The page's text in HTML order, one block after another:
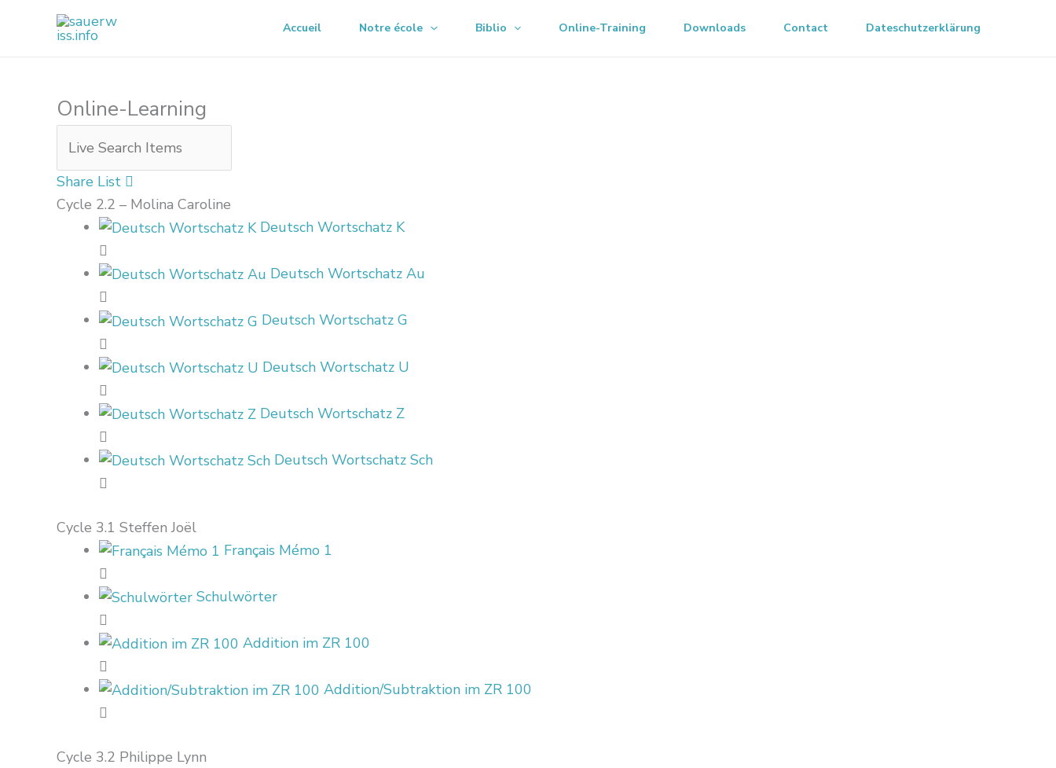
Accueil Notre école Biblio Online-Training Downloads Contact Dateschutzerklärung
Online-Learning
Share List
Cycle 2.2 – Molina Caroline
Deutsch Wortschatz K
Deutsch Wortschatz Au
Deutsch Wortschatz G
Deutsch Wortschatz U
Deutsch Wortschatz Z
Deutsch Wortschatz Sch
Cycle 3.1 Steffen Joël
Français Mémo 1
Schulwörter
Addition im ZR 100
Addition/Subtraktion im ZR 100
Cycle 3.2 Philippe Lynn